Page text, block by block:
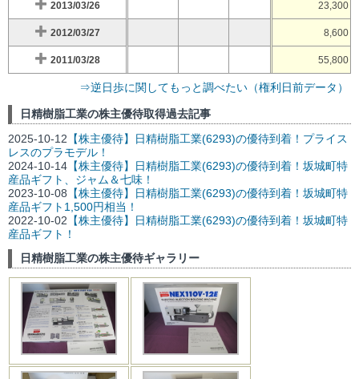
2013/03/26 23,300
2012/03/27 8,600
2011/03/28 55,800
⇒逆日歩に関してもっと調べたい（権利日前データ）
日精樹脂工業の株主優待取得過去記事
2025-10-12 【株主優待】日精樹脂工業(6293)の優待到着！プライス
レスのプラモデル！
2024-10-14 【株主優待】日精樹脂工業(6293)の優待到着！坂城町特
産品ギフト、ジャム＆七味！
2023-10-08 【株主優待】日精樹脂工業(6293)の優待到着！坂城町特
産品ギフト1,500円相当！
2022-10-02 【株主優待】日精樹脂工業(6293)の優待到着！坂城町特
産品ギフト！
日精樹脂工業の株主優待ギャラリー